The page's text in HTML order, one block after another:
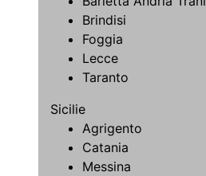
Brindisi
Foggia
Lecce
Taranto
Sicilie
Agrigento
Catania
Messina